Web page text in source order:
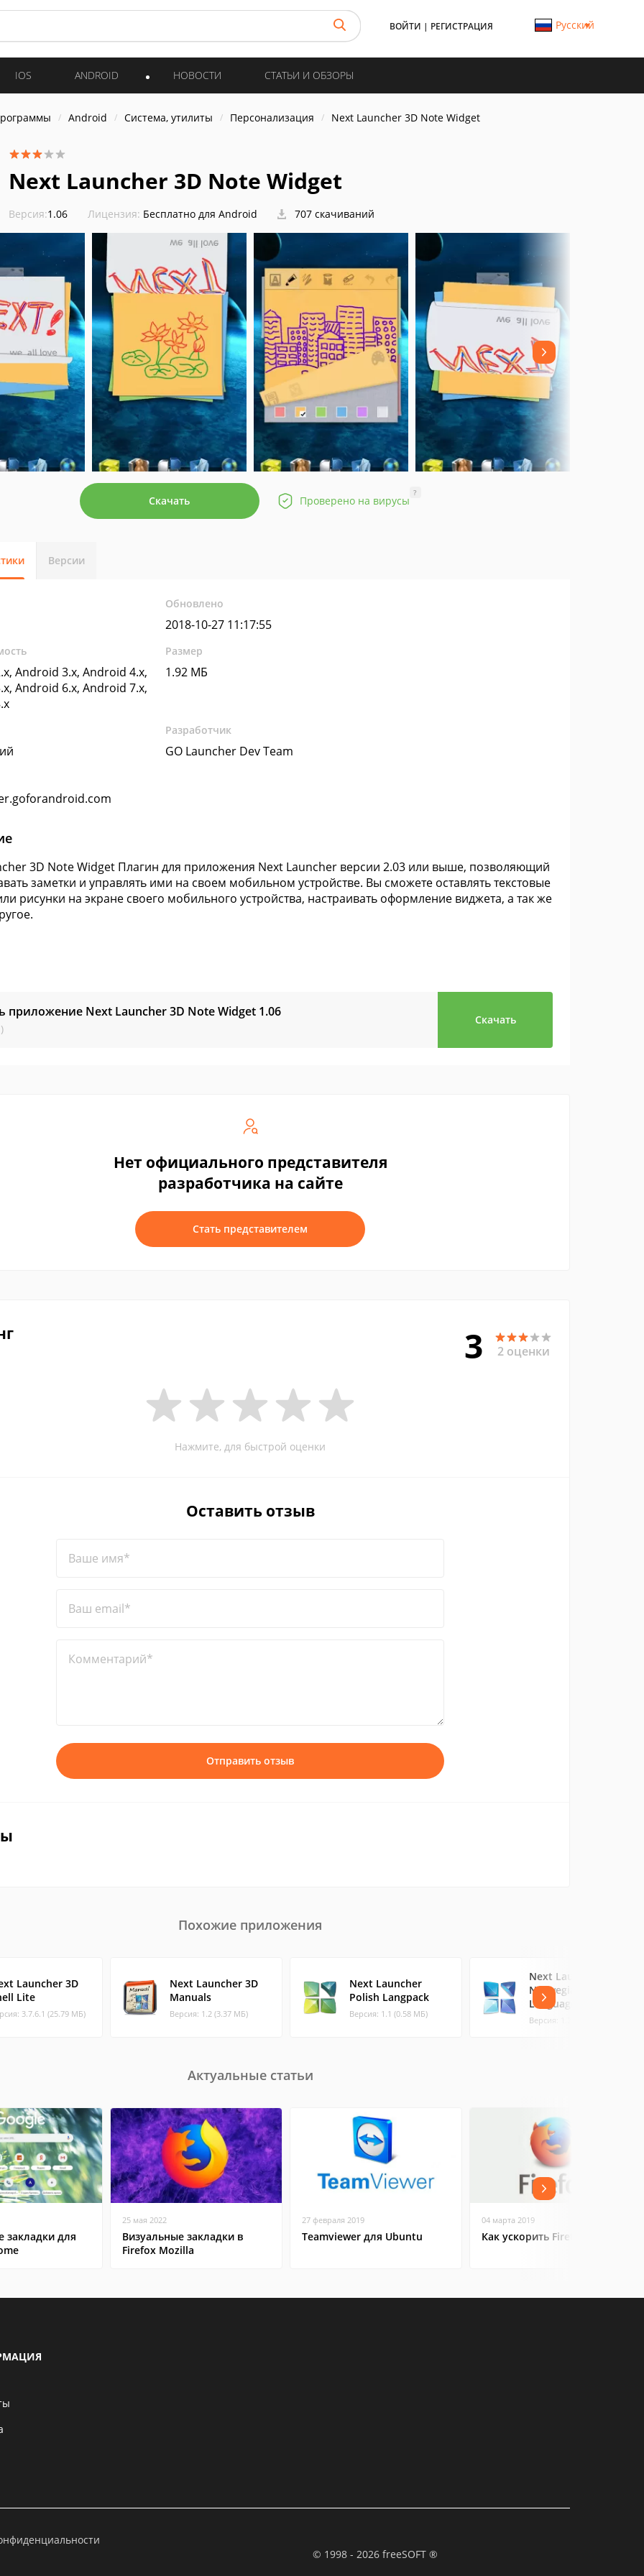
ВОЙТИ | РЕГИСТРАЦИЯ Русский
IOS ANDROID НОВОСТИ СТАТЬИ И ОБЗОРЫ
Android Система, утилиты Персонализация Next Launcher 3D Note Widget
Next Launcher 3D Note Widget
Версия:1.06 Лицензия: Бесплатно для Android 707 скачиваний
Скачать Проверено на вирусы
?
Версии
Обновлено
2018-10-27 11:17:55
Android 3.x, Android 4.x,
Android 6.x, Android 7.x,
Размер
1.92 МБ
Разработчик
GO Launcher Dev Team
3D Note Widget Плагин для приложения Next Launcher версии 2.03 или выше, позволяющий
заметки и управлять ими на своем мобильном устройстве. Вы сможете оставлять текстовые
рисунки на экране своего мобильного устройства, настраивать оформление виджета, а так же
приложение Next Launcher 3D Note Widget 1.06
Скачать
Нет официального представителя
разработчика на сайте
Стать представителем
3 2 оценки
Нажмите, для быстрой оценки
Оставить отзыв
Ваше имя*
Ваш email*
Комментарий*
Отправить отзыв
Похожие приложения
Launcher 3D
Lite
3.7.6.1 (25.79 МБ)
Next Launcher 3D
Manuals
Версия: 1.2 (3.37 МБ)
Next Launcher
Polish Langpack
Версия: 1.1 (0.58 МБ)
Next Launcher
Norwegian
Language
Версия: 1.2 (0.62 МБ)
Актуальные статьи
закладки для
25 мая 2022
Визуальные закладки в
Firefox Mozilla
27 февраля 2019
Teamviewer для Ubuntu
04 марта 2019
Как ускорить Firefox
© 1998 - 2026 freeSOFT ®